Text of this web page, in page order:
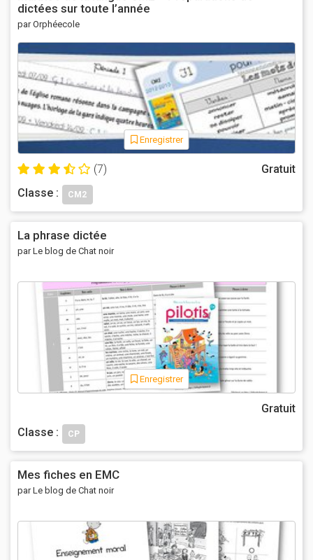
dictées sur toute l’année
par Orphéecole
Enregistrer
(7)
Gratuit
Classe :
CM2
La phrase dictée
par Le blog de Chat noir
Enregistrer
Gratuit
Classe :
CP
Mes fiches en EMC
par Le blog de Chat noir